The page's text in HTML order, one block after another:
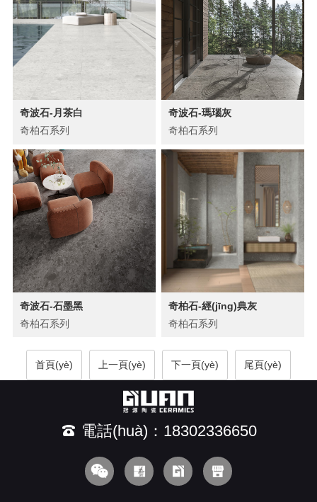
奇波石-月茶白
奇柏石系列
奇波石-瑪瑙灰
奇柏石系列
奇波石-石墨黑
奇柏石系列
奇柏石-經(jīng)典灰
奇柏石系列
首頁(yè) 上一頁(yè) 下一頁(yè) 尾頁(yè)
電話(huà)：18302336650